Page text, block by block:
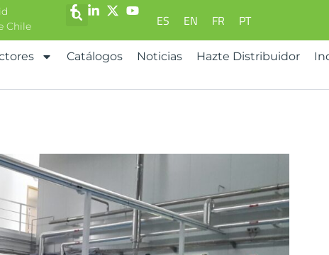
Chile ES EN FR PT
Catálogos Noticias Hazte Distribuidor